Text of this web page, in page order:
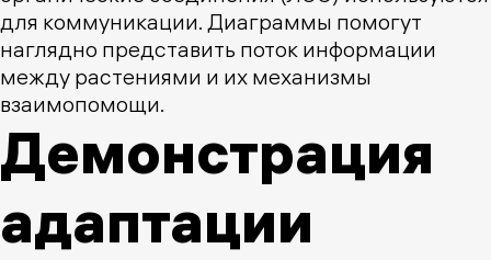
для коммуникации. Диаграммы помогут
наглядно представить поток информации
между растениями и их механизмы
взаимопомощи.
Демонстрация
адаптации